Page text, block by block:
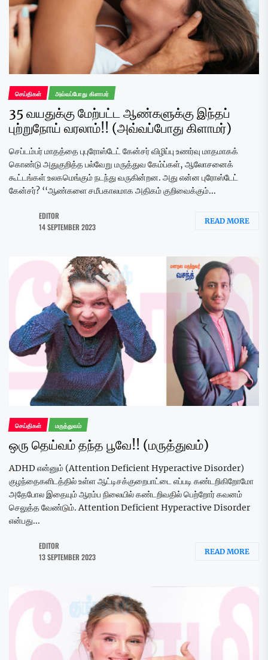
செய்திகள் அவ்வப்போது கிளாமர்
35 வயதுக்கு மேற்பட்ட ஆண்களுக்கு இந்தப்
புற்றுநோய் வரலாம்!! (அவ்வப்போது கிளாமர்)
செப்டம்பர் மாதத்தை புபுரோஸ்டேட் கேன்சர் விழிப்பு உணர்வு மாதமாகக்
கொண்டு அதுகுறித்த பல்வேறு மருத்துவ கேம்ப்கள், ஆலோசனைக்
கூட்டங்கள் உலகமெங்கும் நடந்து வருகின்றன. அது என்ன புரோஸ்டேட்
கேன்சர்? ‘‘ஆண்களை சமீபகாலமாக அதிகம் குறிவைக்கும்...
EDITOR
14 SEPTEMBER 2023
READ MORE
செய்திகள் மருத்துவம்
ஒரு தெய்வம் தந்த பூவே!! (மருத்துவம்)
ADHD என்னும் (Attention Deficient Hyperactive Disorder)
குழந்தைகளிடத்தில் உள்ள ஆட்டிசக்குறைபாட்டை எப்படி கண்டறிகிறோமோ
அதேபோல இதையும் ஆரம்ப நிலையில் கண்டறிவதில் பெற்றோர் கவனம்
செலுத்த வேண்டும். Attention Deficient Hyperactive Disorder
என்பது...
EDITOR
13 SEPTEMBER 2023
READ MORE